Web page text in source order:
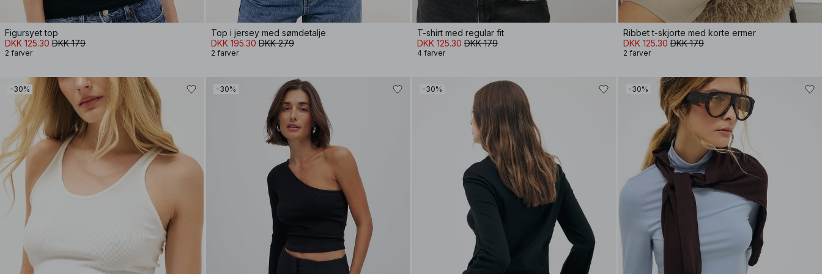
Figursyet top
DKK 125.30 DKK 179
2 farver
Top i jersey med sømdetalje
DKK 195.30 DKK 279
2 farver
T-shirt med regular fit
DKK 125.30 DKK 179
4 farver
Ribbet t-skjorte med korte ermer
DKK 125.30 DKK 179
2 farver
-30% -30% -30% -30%